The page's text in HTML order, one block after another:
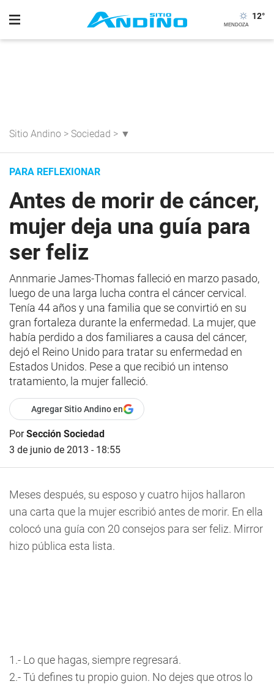
12°
Sitio Andino > Sociedad > ▼
PARA REFLEXIONAR
Antes de morir de cáncer,
mujer deja una guía para
ser feliz
Annmarie James-Thomas falleció en marzo pasado,
luego de una larga lucha contra el cáncer cervical.
Tenía 44 años y una familia que se convirtió en su
gran fortaleza durante la enfermedad. La mujer, que
había perdido a dos familiares a causa del cáncer,
dejó el Reino Unido para tratar su enfermedad en
Estados Unidos. Pese a que recibió un intenso
tratamiento, la mujer falleció.
Agregar Sitio Andino en
PorSección Sociedad
3 de junio de 2013 - 18:55
Meses después, su esposo y cuatro hijos hallaron
una carta que la mujer escribió antes de morir. En ella
colocó una guía con 20 consejos para ser feliz. Mirror
hizo pública esta lista.
1.- Lo que hagas, siempre regresará.
2.- Tú defines tu propio guion. No dejes que otros lo